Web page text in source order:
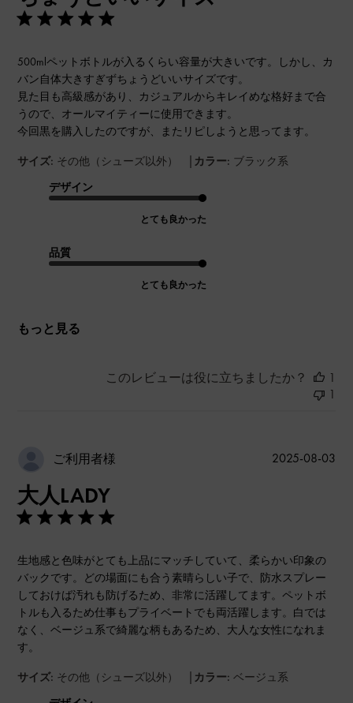
500mlペットボトルが入るくらい容量が大きいです。しかし、カ
バン自体大きすぎずちょうどいいサイズです。
見た目も高級感があり、カジュアルからキレイめな格好まで合
うので、オールマイティーに使用できます。
今回黒を購入したのですが、またリピしようと思ってます。
サイズ: その他（シューズ以外） | カラー: ブラック系
デザイン
とても良かった
品質
とても良かった
もっと見る
このレビューは役に立ちましたか？
1
1
ご利用者様
大人LADY
生地感と色味がとても上品にマッチしていて、柔らかい印象の
バックです。どの場面にも合う素晴らしい子で、防水スプレー
しておけば汚れも防げるため、非常に活躍してます。ペットボ
トルも入るため仕事もプライベートでも両活躍します。白では
なく、ベージュ系で綺麗な柄もあるため、大人な女性になれま
す。
サイズ: その他（シューズ以外） | カラー: ベージュ系
公
2025-08-03